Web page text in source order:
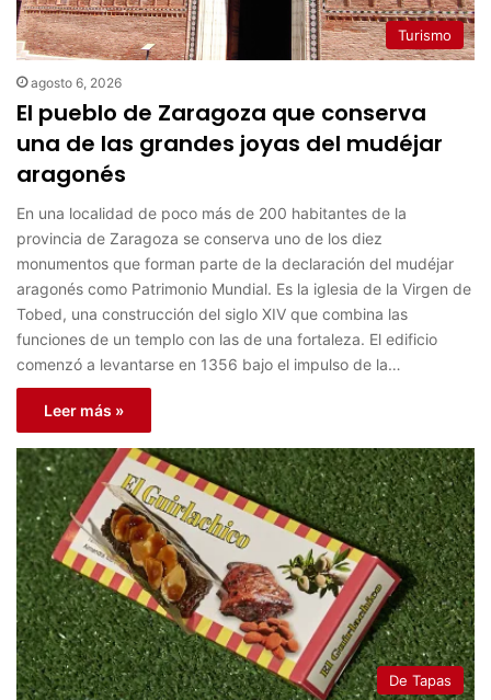
Turismo
agosto 6, 2026
El pueblo de Zaragoza que conserva
una de las grandes joyas del mudéjar
aragonés
En una localidad de poco más de 200 habitantes de la
provincia de Zaragoza se conserva uno de los diez
monumentos que forman parte de la declaración del mudéjar
aragonés como Patrimonio Mundial. Es la iglesia de la Virgen de
Tobed, una construcción del siglo XIV que combina las
funciones de un templo con las de una fortaleza. El edificio
comenzó a levantarse en 1356 bajo el impulso de la…
Leer más »
De Tapas